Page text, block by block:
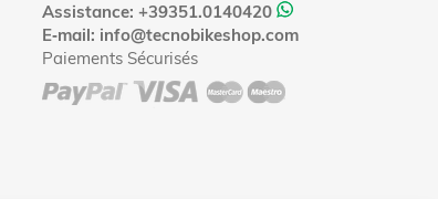
Assistance: +39351.0140420
E‑mail: info@tecnobikeshop.com
Paiements Sécurisés